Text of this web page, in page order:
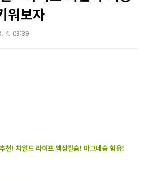
워보자
4. 03:39
천! 차일드 라이프 액상칼슘! 마그네슘 함유!